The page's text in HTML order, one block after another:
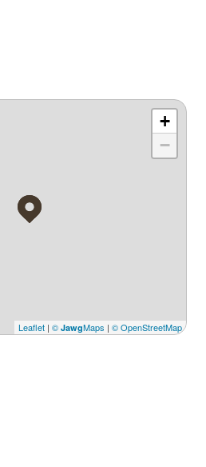
+
−
Leaflet | © JawgMaps | © OpenStreetMap